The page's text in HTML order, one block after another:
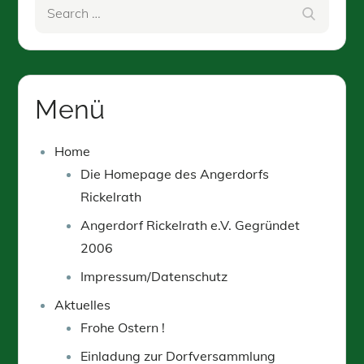
Menü
Home
Die Homepage des Angerdorfs
Rickelrath
Angerdorf Rickelrath e.V. Gegründet
2006
Impressum/Datenschutz
Aktuelles
Frohe Ostern !
Einladung zur Dorfversammlung